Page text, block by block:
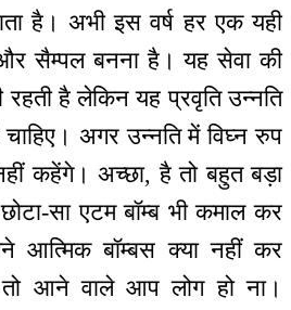
है। अभी इस वर्ष हर एक यही
सैम्पल बनना है। यह सेवा की
रहती है लेकिन यह प्रवृति उन्नति
अगर उन्नति में विघ्न रुप
कहेंगे। अच्छा, है तो बहुत बड़ा
सा एटम बॉम्ब भी कमाल कर
आत्मिक बॉम्बस क्या नहीं कर
आने वाले आप लोग हो ना।